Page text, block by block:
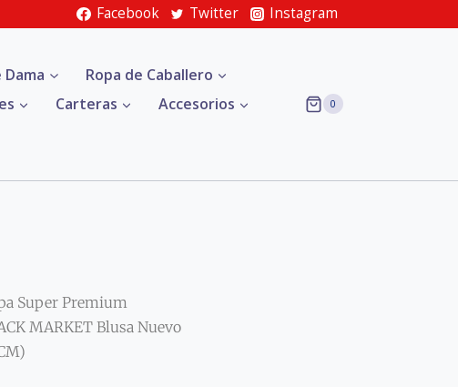
Facebook Twitter Instagram
Dama
Ropa de Caballero
Carteras
Accesorios
0
Super Premium
MARKET Blusa Nuevo